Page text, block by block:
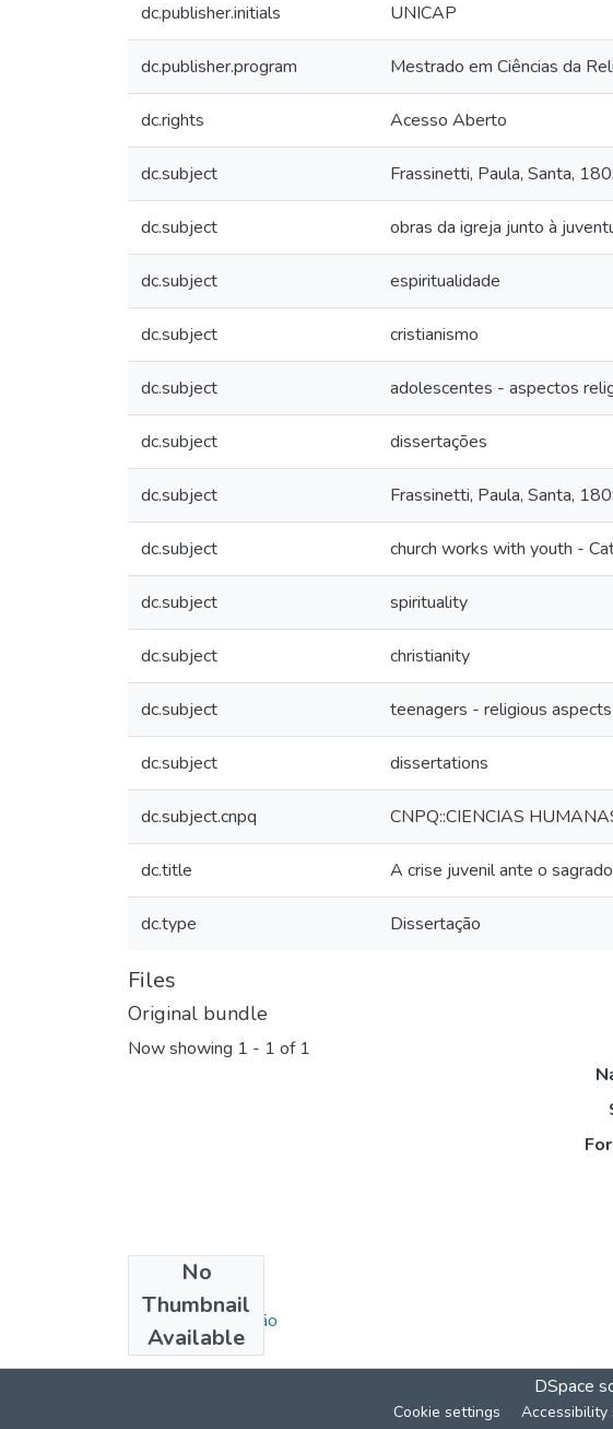
dc.publisher.initials UNICAP
dc.publisher.program Mestrado em Ciências da
dc.rights Acesso Aberto
dc.subject Frassinetti, Paula, Santa,
dc.subject obras da igreja junto à
dc.subject espiritualidade
dc.subject cristianismo
dc.subject adolescentes - aspectos
dc.subject dissertações
dc.subject Frassinetti, Paula, Santa,
dc.subject church works with youth -
dc.subject spirituality
dc.subject christianity
dc.subject teenagers - religious aspects
dc.subject dissertations
dc.subject.cnpq CNPQ::CIENCIAS
dc.title A crise juvenil ante o
dc.type Dissertação
Files
Original bundle
Now showing 1 - 1 of 1
No
Thumbnail
Available
Collections
Ciências da Religião
DSpace
Cookie settings Accessibility